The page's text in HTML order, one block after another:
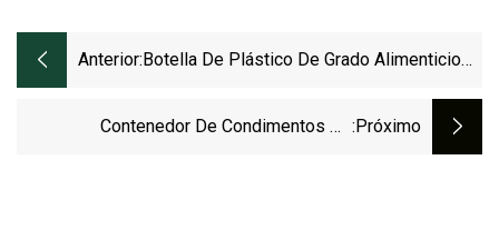
Anterior: Botella De Plástico De Grado Alimenticio
Transparente Para Mascotas, Con Tapa
Contenedor De Condimentos De :próximo